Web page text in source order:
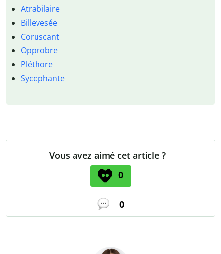
Atrabilaire
Billevesée
Coruscant
Opprobre
Pléthore
Sycophante
Vous avez aimé cet article ?
0
0